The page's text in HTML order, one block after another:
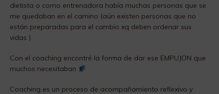
dietista o como entrenadora había muchas personas que se
me quedaban en el camino (aún existen personas que no
están preparadas para el cambio xq deben ordenar sus
vidas )
Con el coaching encontré la forma de dar ese EMPUJON que
muchos necesitaban
Coaching es un proceso de acompañamiento reflexivo y